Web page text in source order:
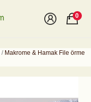
0
Makrome & Hamak File örme